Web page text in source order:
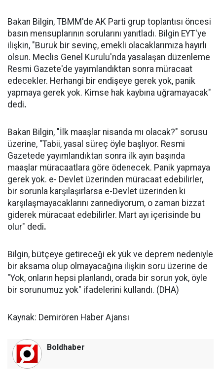
Bakan Bilgin, TBMM'de AK Parti grup toplantısı öncesi
basın mensuplarının sorularını yanıtladı. Bilgin EYT'ye
ilişkin, "Buruk bir sevinç, emekli olacaklarımıza hayırlı
olsun. Meclis Genel Kurulu'nda yasalaşan düzenleme
Resmi Gazete'de yayımlandıktan sonra müracaat
edecekler. Herhangi bir endişeye gerek yok, panik
yapmaya gerek yok. Kimse hak kaybına uğramayacak"
dedi.
Bakan Bilgin, "İlk maaşlar nisanda mı olacak?" sorusu
üzerine, "Tabii, yasal süreç öyle başlıyor. Resmi
Gazetede yayımlandıktan sonra ilk ayın başında
maaşlar müracaatlara göre ödenecek. Panik yapmaya
gerek yok. e- Devlet üzerinden müracaat edebilirler,
bir sorunla karşılaşırlarsa e-Devlet üzerinden ki
karşılaşmayacaklarını zannediyorum, o zaman bizzat
giderek müracaat edebilirler. Mart ayı içerisinde bu
olur" dedi.
Bilgin, bütçeye getireceği ek yük ve deprem nedeniyle
bir aksama olup olmayacağına ilişkin soru üzerine de
"Yok, onların hepsi planlandı, orada bir sorun yok, öyle
bir sorunumuz yok" ifadelerini kullandı. (DHA)
Kaynak: Demirören Haber Ajansı
Boldhaber